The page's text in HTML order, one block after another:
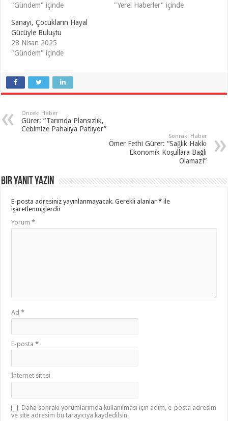
"Gündem" içinde
"Yerel Haberler" içinde
Sanayi, Çocukların Hayal
Gücüyle Buluştu
28 Nisan 2025
"Gündem" içinde
Önceki Haber
Gürer: “Tarımda Plansızlık,
Cebimize Pahalıya Patlıyor”
Sonraki Haber
Ömer Fethi Gürer: “Sağlık Hakkı
Ekonomik Koşullara Bağlı
Olamaz!”
Bir yanıt yazın
E-posta adresiniz yayınlanmayacak. Gerekli alanlar* ile
işaretlenmişlerdir
Yorum*
Ad*
E-posta*
İnternet sitesi
Daha sonraki yorumlarımda kullanılması için adım, e-posta adresim
ve site adresim bu tarayıcıya kaydedilsin.